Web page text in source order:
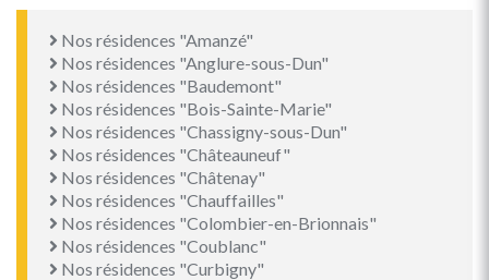
Nos résidences "Amanzé"
Nos résidences "Anglure-sous-Dun"
Nos résidences "Baudemont"
Nos résidences "Bois-Sainte-Marie"
Nos résidences "Chassigny-sous-Dun"
Nos résidences "Châteauneuf"
Nos résidences "Châtenay"
Nos résidences "Chauffailles"
Nos résidences "Colombier-en-Brionnais"
Nos résidences "Coublanc"
Nos résidences "Curbigny"